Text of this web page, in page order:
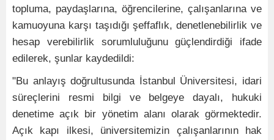
topluma, paydaşlarına, öğrencilerine, çalışanlarına ve
kamuoyuna karşı taşıdığı şeffaflık, denetlenebilirlik ve
hesap verebilirlik sorumluluğunu güçlendirdiği ifade
edilerek, şunlar kaydedildi:
"Bu anlayış doğrultusunda İstanbul Üniversitesi, idari
süreçlerini resmi bilgi ve belgeye dayalı, hukuki
denetime açık bir yönetim alanı olarak görmektedir.
Açık kapı ilkesi, üniversitemizin çalışanlarının hak